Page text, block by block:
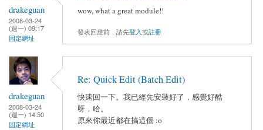
drakeguan
2008-03-24
(週一) 09:17
固定網址
wow, what a great module!!
發表回應前，請先登入或註冊
drakeguan
2008-03-24
(週一) 14:50
固定網址
Re: Quick Edit (Batch Edit)
快速回一下。我已經先安裝好了，感覺好酷
呀，哈。
原來你最近都在搞這個 :o